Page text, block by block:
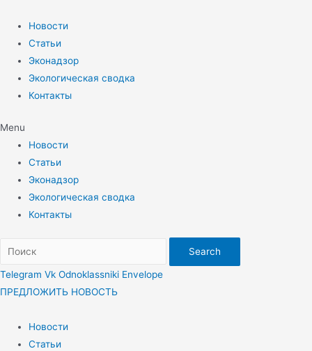
содержимому
Новости
Статьи
Эконадзор
Экологическая сводка
Контакты
Menu
Новости
Статьи
Эконадзор
Экологическая сводка
Контакты
Search
Telegram Vk Odnoklassniki Envelope
ПРЕДЛОЖИТЬ НОВОСТЬ
Новости
Статьи